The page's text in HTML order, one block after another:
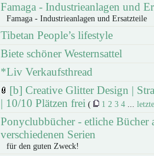
Famaga - Industrieanlagen und
Famaga - Industrieanlagen und Ersatzteile
Tibetan People’s lifestyle
Biete schöner Westernsattel
*Liv Verkaufsthread
[b] Creative Glitter Design |
| 10/10 Plätzen frei ( 1 2 3 4
Ponyclubbücher - etliche Bücher
verschiedenen Serien
für den guten Zweck!